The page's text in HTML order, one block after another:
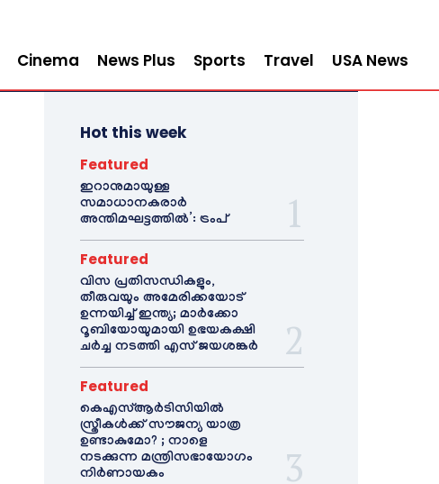
Cinema News Plus Sports Travel USA News
Hot this week
Featured
ഇറാനുമായുള്ള
സമാധാനകരാർ
അന്തിമഘട്ടത്തിൽ‌’: ട്രംപ്
Featured
വിസ പ്രതിസന്ധികളും,
തീരുവയും അമേരിക്കയോട്
ഉന്നയിച്ച് ഇന്ത്യ; മാർക്കോ
റൂബിയോയുമായി ഉഭയകക്ഷി
ചർച്ച നടത്തി എസ് ജയശങ്കർ
Featured
കെഎസ്ആർടിസിയിൽ
സ്ത്രീകൾക്ക് സൗജന്യ യാത്ര
ഉണ്ടാകുമോ? ; നാളെ
നടക്കുന്ന മന്ത്രിസഭായോഗം
നിർണായകം